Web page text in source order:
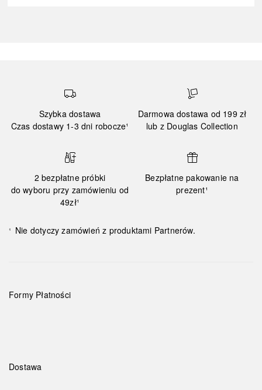
Szybka dostawa
Czas dostawy 1-3 dni robocze¹
Darmowa dostawa od 199 zł
lub z Douglas Collection
2 bezpłatne próbki
do wyboru przy zamówieniu od
49zł¹
Bezpłatne pakowanie na
prezent¹
¹ Nie dotyczy zamówień z produktami Partnerów.
Formy Płatności
Dostawa